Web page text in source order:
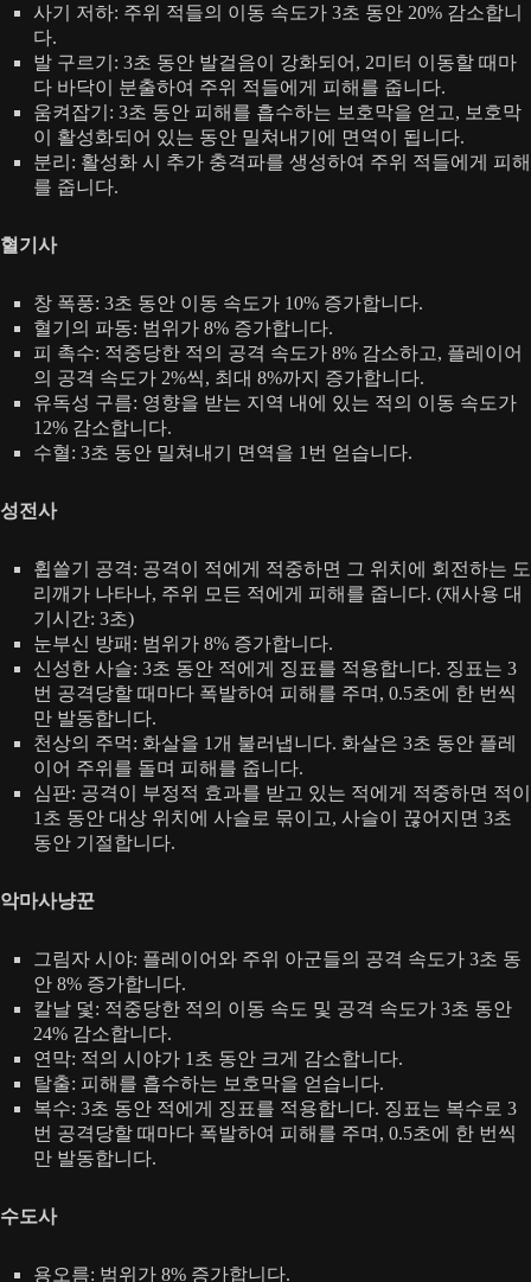
사기 저하: 주위 적들의 이동 속도가 3초 동안 20% 감소합니
다.
발 구르기: 3초 동안 발걸음이 강화되어, 2미터 이동할 때마
다 바닥이 분출하여 주위 적들에게 피해를 줍니다.
움켜잡기: 3초 동안 피해를 흡수하는 보호막을 얻고, 보호막
이 활성화되어 있는 동안 밀쳐내기에 면역이 됩니다.
분리: 활성화 시 추가 충격파를 생성하여 주위 적들에게 피해
를 줍니다.
혈기사
창 폭풍: 3초 동안 이동 속도가 10% 증가합니다.
혈기의 파동: 범위가 8% 증가합니다.
피 촉수: 적중당한 적의 공격 속도가 8% 감소하고, 플레이어
의 공격 속도가 2%씩, 최대 8%까지 증가합니다.
유독성 구름: 영향을 받는 지역 내에 있는 적의 이동 속도가
12% 감소합니다.
수혈: 3초 동안 밀쳐내기 면역을 1번 얻습니다.
성전사
휩쓸기 공격: 공격이 적에게 적중하면 그 위치에 회전하는 도
리깨가 나타나, 주위 모든 적에게 피해를 줍니다. (재사용 대
기시간: 3초)
눈부신 방패: 범위가 8% 증가합니다.
신성한 사슬: 3초 동안 적에게 징표를 적용합니다. 징표는 3
번 공격당할 때마다 폭발하여 피해를 주며, 0.5초에 한 번씩
만 발동합니다.
천상의 주먹: 화살을 1개 불러냅니다. 화살은 3초 동안 플레
이어 주위를 돌며 피해를 줍니다.
심판: 공격이 부정적 효과를 받고 있는 적에게 적중하면 적이
1초 동안 대상 위치에 사슬로 묶이고, 사슬이 끊어지면 3초
동안 기절합니다.
악마사냥꾼
그림자 시야: 플레이어와 주위 아군들의 공격 속도가 3초 동
안 8% 증가합니다.
칼날 덫: 적중당한 적의 이동 속도 및 공격 속도가 3초 동안
24% 감소합니다.
연막: 적의 시야가 1초 동안 크게 감소합니다.
탈출: 피해를 흡수하는 보호막을 얻습니다.
복수: 3초 동안 적에게 징표를 적용합니다. 징표는 복수로 3
번 공격당할 때마다 폭발하여 피해를 주며, 0.5초에 한 번씩
만 발동합니다.
수도사
용오름: 범위가 8% 증가합니다.